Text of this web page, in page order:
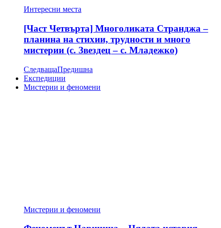
Интересни места
[Част Четвърта] Многоликата Странджа –
планина на стихии, трудности и много
мистерии (с. Звездец – с. Младежко)
СледващаПредишна
Експедиции
Мистерии и феномени
Мистерии и феномени